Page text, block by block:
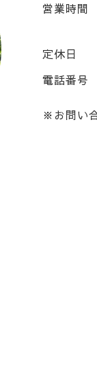
営業時間
定休日
電話番号
※お問い